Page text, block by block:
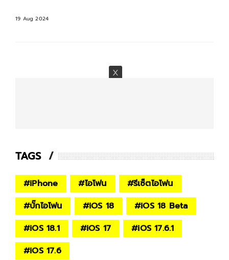
19 Aug 2024
TAGS
#iPhone #ไอโฟน #รีเซ็ตไอโฟน
#บั๊กไอโฟน #iOS 18 #iOS 18 Beta
#iOS 18.1 #iOS 17 #iOS 17.6.1
#iOS 17.6